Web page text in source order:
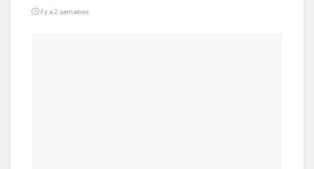
il y a 2 semaines